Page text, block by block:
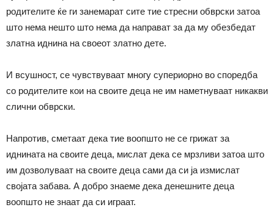
родителите ќе ги занемарат сите тие стресни обврски затоа
што нема нешто што нема да направат за да му обезбедат
златна иднина на своеот златно дете.
И всушност, се чувствуваат многу супериорно во споредба
со родителите кои на своите деца не им наметнуваат никакви
слични обврски.
Напротив, сметаат дека тие воопшто не се грижат за
иднината на своите деца, мислат дека се мрзливи затоа што
им дозволуваат на своите деца сами да си ја измислат
својата забава. А добро знаеме дека денешните деца
воопшто не знаат да си играат.